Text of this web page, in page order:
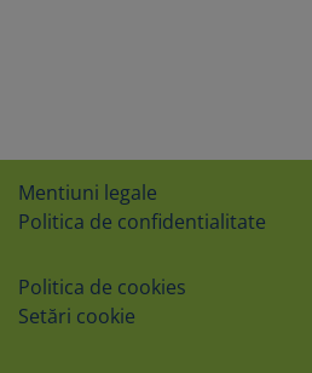
Mentiuni legale
Politica de confidentialitate
Politica de cookies
Setări cookie